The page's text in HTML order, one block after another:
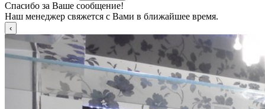
Спасибо за Ваше сообщение!
Наш менеджер свяжется с Вами в ближайшее время.